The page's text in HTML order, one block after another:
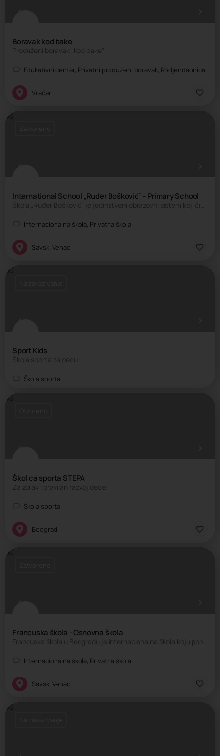
Boravak kod bake
Produženi boravak "Kod bake"
Edukativni centar, Privatni produženi boravak, Rodjendaonica
Vračar
International School „Ruđer Bošković” - Primary School
Škola „Ruđer Bošković” je jedinstveni obrazovni sistem koji čine prva privatna Osnovna škola i Gimnazija. Obe…
Internacionalna škola, Privatna škola
Savski Venac
Sport Kids
Škola sporta za decu
Škola sporta
Školica sporta STEPA
Za zdrav i pravilan razvoj dece!
Škola sporta
Beograd
Francuska škola - Osnovna škola
Francuska škola u Beogradu je internacionalna škola koju pohađaju deca brojnih nacionalnosti. Škola sprovodi…
Internacionalna škola, Privatna škola
Savski Venac